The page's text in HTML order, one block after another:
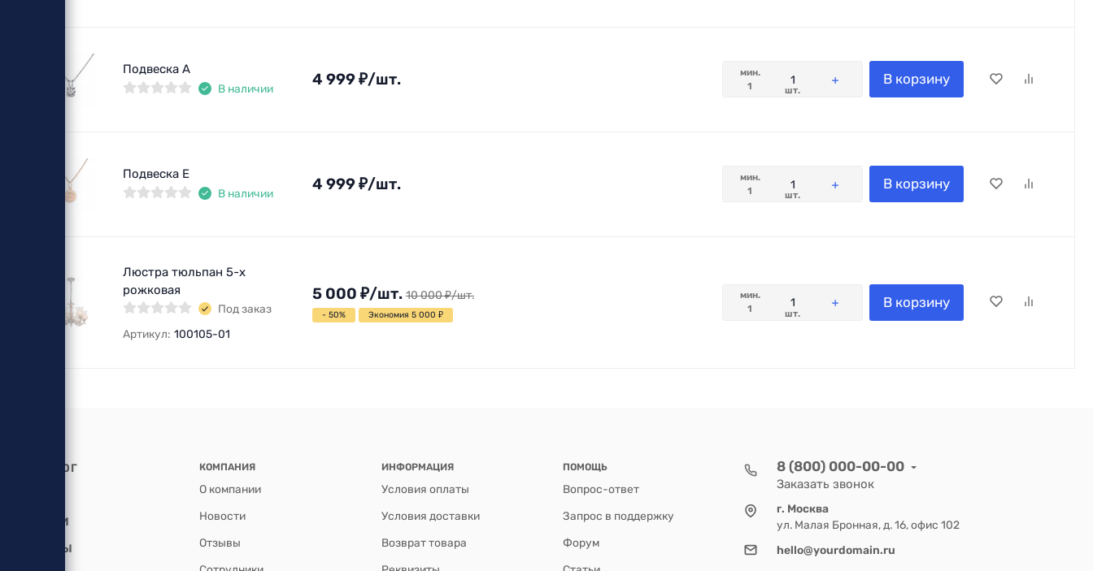
Подвеска A
В наличии 4 999₽/шт.
мин.
1
шт.
В корзину
Подвеска E
В наличии 4 999₽/шт.
мин.
1
шт.
В корзину
Люстра тюльпан 5-х
рожковая
Под заказ
Артикул: 100105-01
5 000 ₽/шт. 10 000₽/шт.
- 50% Экономия 5 000 ₽
мин.
1
шт.
В корзину
КАТАЛОГ
УСЛУГИ
БРЕНДЫ
КОМПАНИЯ
О компании
Новости
Отзывы
ИНФОРМАЦИЯ
Условия оплаты
Условия доставки
Возврат товара
ПОМОЩЬ
Вопрос-ответ
Запрос в поддержку
Форум
8 (800) 000-00-00
Заказать звонок
г. Москва
ул. Малая Бронная, д. 16, офис 102
hello@yourdomain.ru